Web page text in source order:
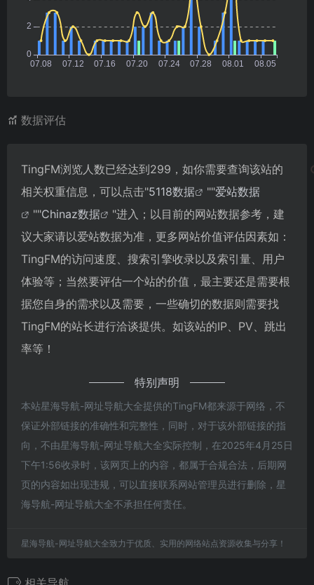
数据评估
TingFM浏览人数已经达到299，如你需要查询该站的
相关权重信息，可以点击"5118数据 ""爱站数据
""Chinaz数据
"进入；以目前的网站数据参考，建
议大家请以爱站数据为准，更多网站价值评估因素如：
TingFM的访问速度、搜索引擎收录以及索引量、用户
体验等；当然要评估一个站的价值，最主要还是需要根
据您自身的需求以及需要，一些确切的数据则需要找
TingFM的站长进行洽谈提供。如该站的IP、PV、跳出
率等！
特别声明
本站星海导航-网址导航大全提供的TingFM都来源于网络，不
保证外部链接的准确性和完整性，同时，对于该外部链接的指
向，不由星海导航-网址导航大全实际控制，在2025年4月25日
下午1:56收录时，该网页上的内容，都属于合规合法，后期网
页的内容如出现违规，可以直接联系网站管理员进行删除，星
海导航-网址导航大全不承担任何责任。
星海导航-网址导航大全致力于优质、实用的网络站点资源收集与分享！